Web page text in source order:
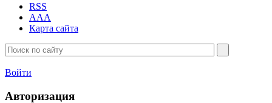
RSS
AAA
Карта сайта
Войти
Авторизация